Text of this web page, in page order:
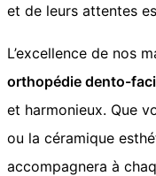
et de leurs attentes
L’excellence de nos
orthopédie dento-
et harmonieux. Que
ou la céramique
accompagnera à